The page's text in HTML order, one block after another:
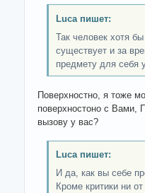
Luca пишет:
Так человек хотя
существует и за
предмету для себя
Поверхностно, я тоже
поверхностоно с
вызову у вас?
Luca пишет:
И да, как вы себе
Кроме критики ни